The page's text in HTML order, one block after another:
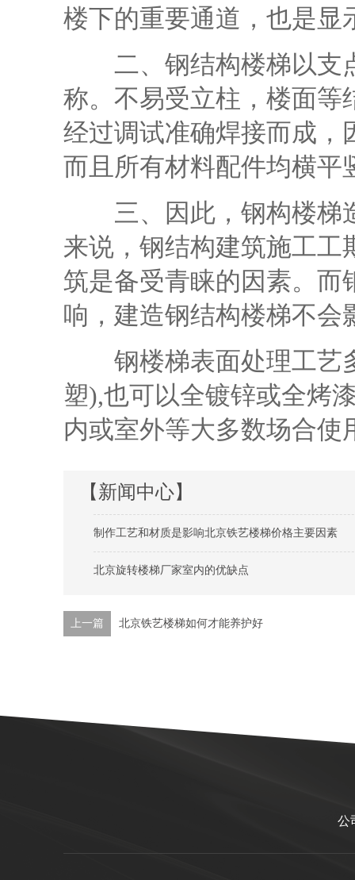
楼下的重要通道，也是显
二、钢结构楼梯以支
称。不易受立柱，楼面等
经过调试准确焊接而成，
而且所有材料配件均横平
三、因此，钢构楼梯
来说，钢结构建筑施工工
筑是备受青睐的因素。而
响，建造钢结构楼梯不会
钢楼梯表面处理工艺
塑),也可以全镀锌或全烤
内或室外等大多数场合
【新闻中心】
制作工艺和材质是影响北京铁艺楼梯价格主要因素
北京旋转楼梯厂家室内的优缺点
上一篇 北京铁艺楼梯如何才能养护好
公